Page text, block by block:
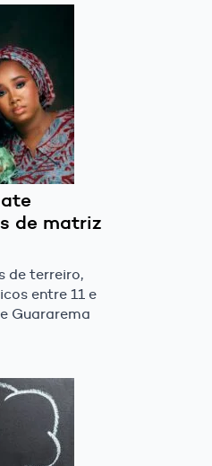
de matriz
de terreiro,
entre 11 e
Guararema